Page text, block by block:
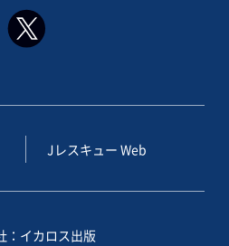
Jレスキュー Web
：イカロス出版